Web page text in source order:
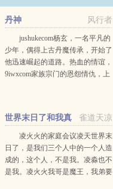
风行者
丹神
jushukecom杨玄，一名平凡的
少年，偶得上古丹魔传承，开始了
他迅速崛起的道路。热血的情谊，
9iwxcom家族宗门的恩怨情仇，上
雀道天凉
世界末日了和我真
的没有关系
凌火火的家庭会议凌天世界末
日了，是我们三个人中的一个人造
成的，这个人，不是我。凌淼也不
是我。凌火火我哥是魔王，我弟要